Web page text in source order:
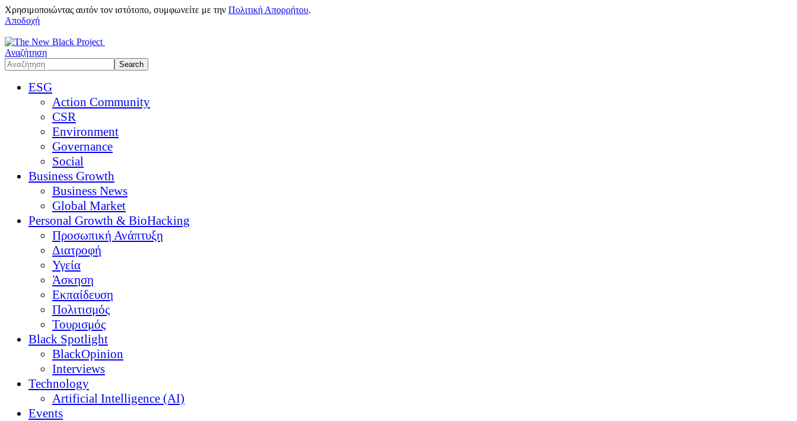
Χρησιμοποιώντας αυτόν τον ιστότοπο, συμφωνείτε με την Πολιτική Απορρήτου.
Αποδοχή
Αναζήτηση
ESG
Action Community
CSR
Environment
Governance
Social
Business Growth
Business News
Global Market
Personal Growth & BioHacking
Προσωπική Ανάπτυξη
Διατροφή
Υγεία
Άσκηση
Εκπαίδευση
Πολιτισμός
Τουρισμός
Black Spotlight
BlackOpinion
Interviews
Technology
Artificial Intelligence (AI)
Events